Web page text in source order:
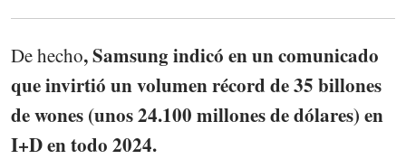
De hecho, Samsung indicó en un comunicado
que invirtió un volumen récord de 35 billones
de wones (unos 24.100 millones de dólares) en
I+D en todo 2024.